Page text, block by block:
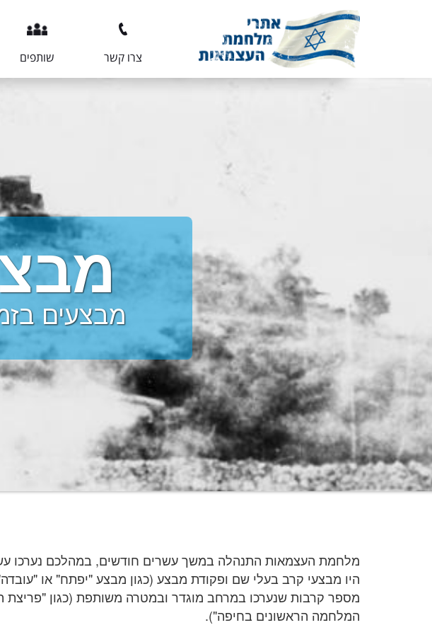
שותפים צרו קשר
מבצעים
מלחמת העצמאות התנהלה במשך עשרים חודשים, במהלכם נערכו
היו מבצעי קרב בעלי שם ופקודת מבצע (כגון מבצע "יפתח" או
מספר קרבות שנערכו במרחב מוגדר ובמטרה משותפת (כגון "פריצת
המלחמה הראשונים בחיפה").